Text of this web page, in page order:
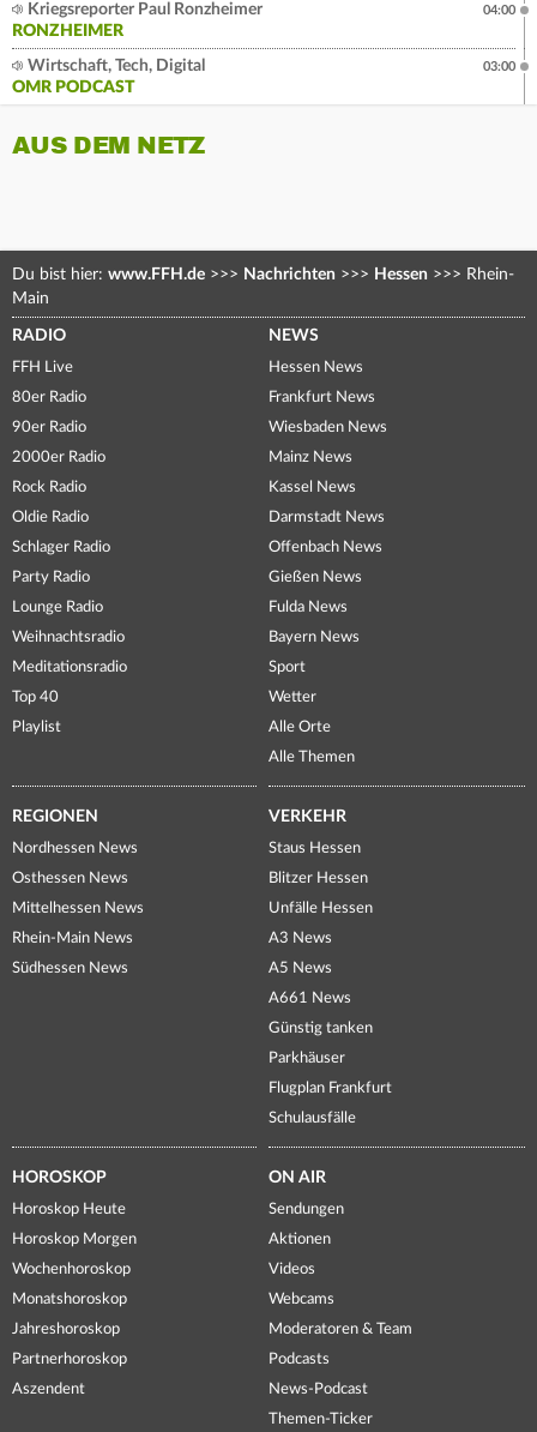
Kriegsreporter Paul Ronzheimer
RONZHEIMER
04:00
Wirtschaft, Tech, Digital
OMR PODCAST
03:00
AUS DEM NETZ
Du bist hier: www.FFH.de >>> Nachrichten >>> Hessen >>> Rhein-
Main
RADIO
FFH Live
80er Radio
90er Radio
2000er Radio
Rock Radio
Oldie Radio
Schlager Radio
Party Radio
Lounge Radio
Weihnachtsradio
Meditationsradio
Top 40
Playlist
NEWS
Hessen News
Frankfurt News
Wiesbaden News
Mainz News
Kassel News
Darmstadt News
Offenbach News
Gießen News
Fulda News
Bayern News
Sport
Wetter
Alle Orte
Alle Themen
REGIONEN
Nordhessen News
Osthessen News
Mittelhessen News
Rhein-Main News
Südhessen News
VERKEHR
Staus Hessen
Blitzer Hessen
Unfälle Hessen
A3 News
A5 News
A661 News
Günstig tanken
Parkhäuser
Flugplan Frankfurt
Schulausfälle
HOROSKOP
Horoskop Heute
Horoskop Morgen
Wochenhoroskop
Monatshoroskop
Jahreshoroskop
Partnerhoroskop
Aszendent
ON AIR
Sendungen
Aktionen
Videos
Webcams
Moderatoren & Team
Podcasts
News-Podcast
Themen-Ticker